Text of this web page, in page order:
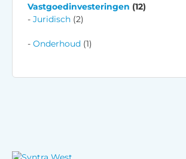
Vastgoedinvesteringen (12)
Juridisch (2)
Onderhoud (1)